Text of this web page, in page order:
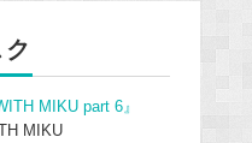
MIKU part 6』
MIKU